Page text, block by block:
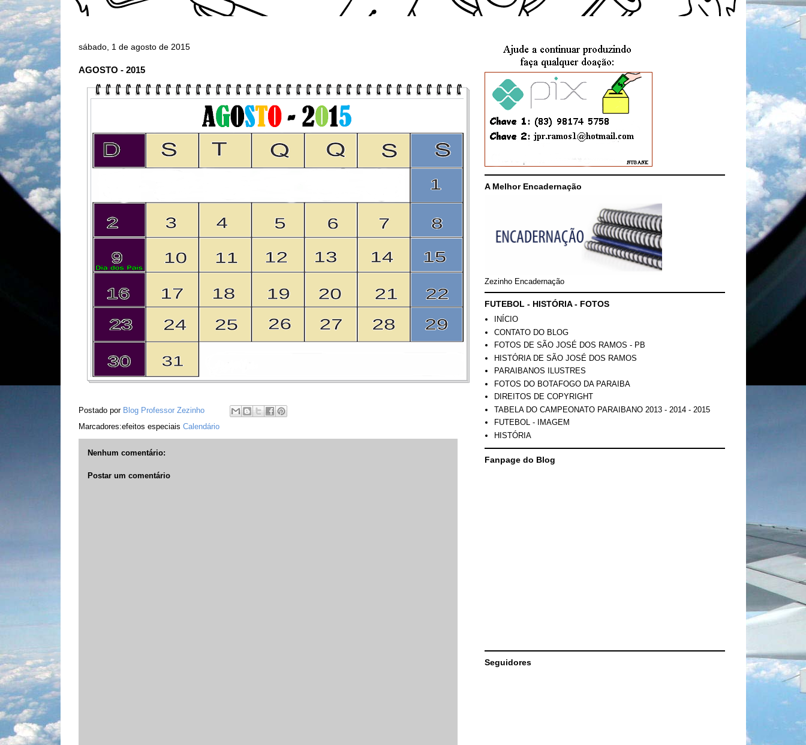
sábado, 1 de agosto de 2015
AGOSTO - 2015
Postado por Blog Professor Zezinho
Marcadores:efeitos especiais Calendário
Nenhum comentário:
Postar um comentário
A Melhor Encadernação
Zezinho Encadernação
FUTEBOL - HISTÓRIA - FOTOS
INÍCIO
CONTATO DO BLOG
FOTOS DE SÃO JOSÉ DOS RAMOS - PB
HISTÓRIA DE SÃO JOSÉ DOS RAMOS
PARAIBANOS ILUSTRES
FOTOS DO BOTAFOGO DA PARAIBA
DIREITOS DE COPYRIGHT
TABELA DO CAMPEONATO PARAIBANO 2013 - 2014 - 2015
FUTEBOL - IMAGEM
HISTÓRIA
Fanpage do Blog
Seguidores